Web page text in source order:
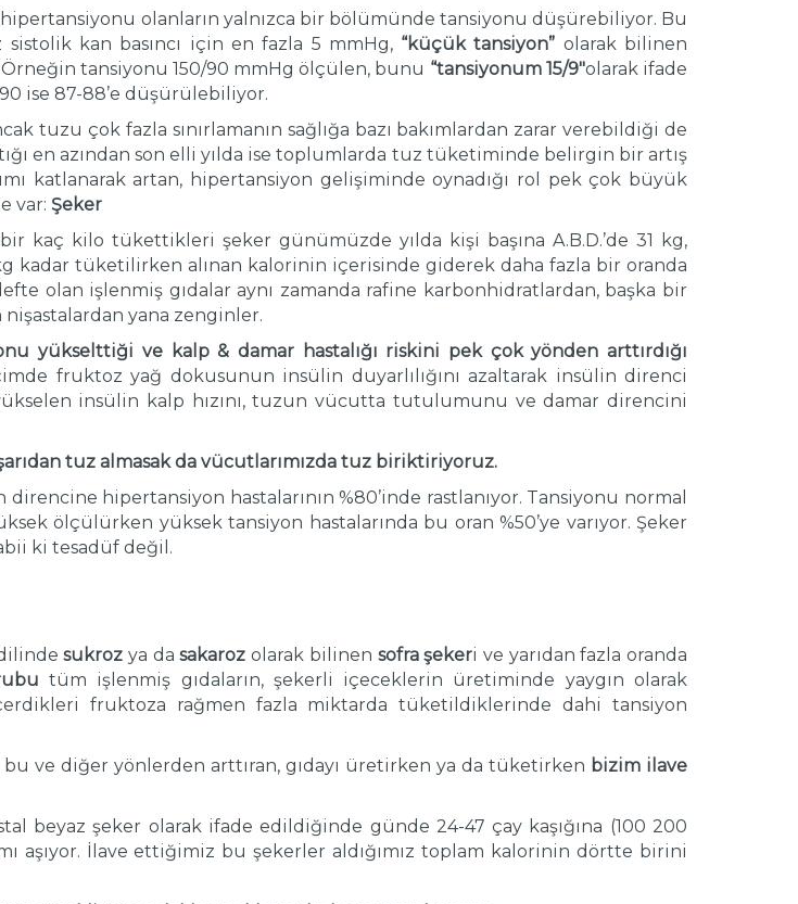
olanların yalnızca bir bölümünde tansiyonu düşürebiliyor. Bu
kan basıncı için en fazla 5 mmHg, “küçük tansiyon” olarak bilinen
Örneğin tansiyonu 150/90 mmHg ölçülen, bunu “tansiyonum 15/9″olarak ifade
90 ise 87-88’e düşürülebiliyor.
tuzu çok fazla sınırlamanın sağlığa bazı bakımlardan zarar verebildiği de
en azından son elli yılda ise toplumlarda tuz tüketiminde belirgin bir artış
katlanarak artan, hipertansiyon gelişiminde oynadığı rol pek çok büyük
var: Şeker
kaç kilo tükettikleri şeker günümüzde yılda kişi başına A.B.D.’de 31 kg,
kg kadar tüketilirken alınan kalorinin içerisinde giderek daha fazla bir oranda
olan işlenmiş gıdalar aynı zamanda rafine karbonhidratlardan, başka bir
yana zenginler.
yükselttiği ve kalp & damar hastalığı riskini pek çok yönden arttırdığı
fruktoz yağ dokusunun insülin duyarlılığını azaltarak insülin direnci
insülin kalp hızını, tuzun vücutta tutulumunu ve damar direncini
tuz almasak da vücutlarımızda tuz biriktiriyoruz.
hipertansiyon hastalarının %80’inde rastlanıyor. Tansiyonu normal
ölçülürken yüksek tansiyon hastalarında bu oran %50’ye varıyor. Şeker
ki tesadüf değil.
sukrozya dasakaroz olarak bilinen sofra şekeri ve yarıdan fazla oranda
tüm işlenmiş gıdaların, şekerli içeceklerin üretiminde yaygın olarak
fruktoza rağmen fazla miktarda tüketildiklerinde dahi tansiyon
ve diğer yönlerden arttıran, gıdayı üretirken ya da tüketirken bizim ilave
beyaz şeker olarak ifade edildiğinde günde 24-47 çay kaşığına (100 200
aşıyor. İlave ettiğimiz bu şekerler aldığımız toplam kalorinin dörtte birini